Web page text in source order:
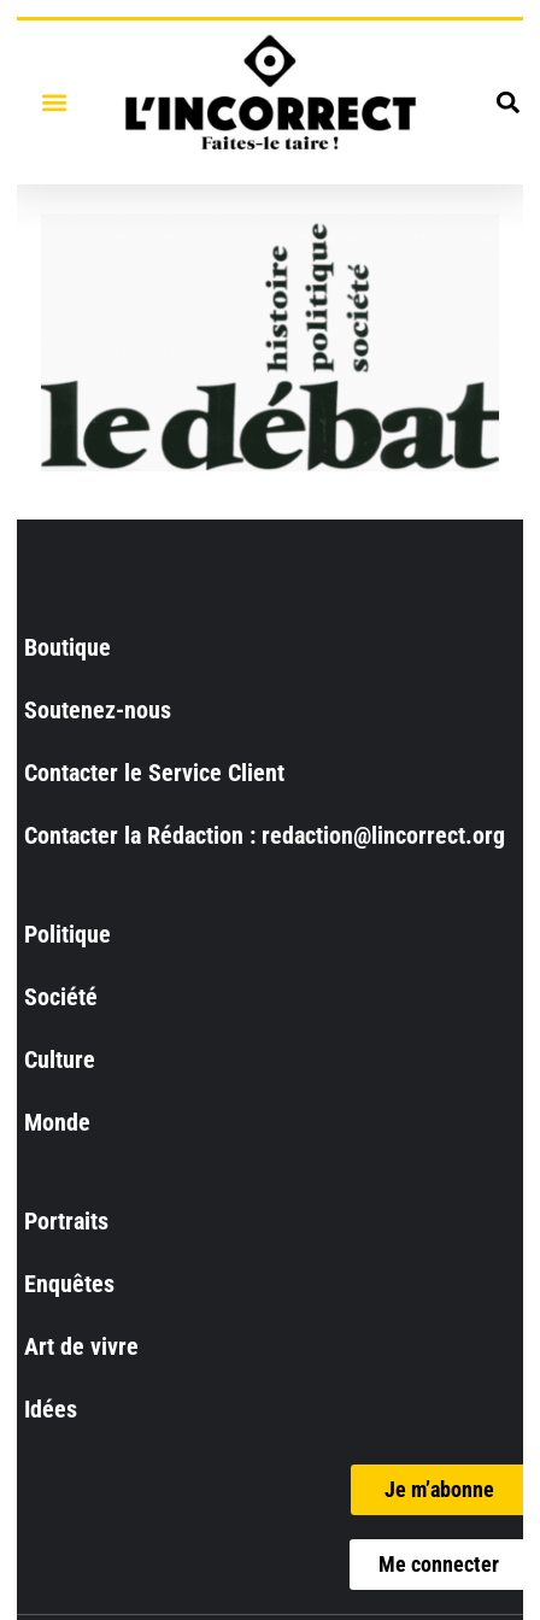
Boutique
Soutenez-nous
Contacter le Service Client
Contacter la Rédaction : redaction@lincorrect.org
Politique
Société
Culture
Monde
Portraits
Enquêtes
Art de vivre
Idées
Je m’abonne
Me connecter